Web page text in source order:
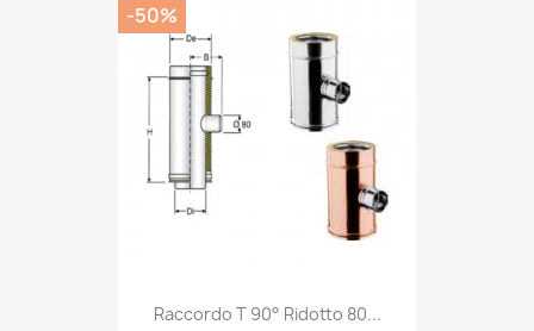
Raccordo T 90° Ridotto 80...
-50%